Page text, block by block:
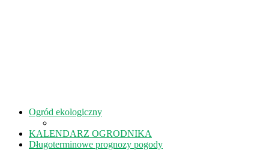
Ogród ekologiczny
KALENDARZ OGRODNIKA
Długoterminowe prognozy pogody